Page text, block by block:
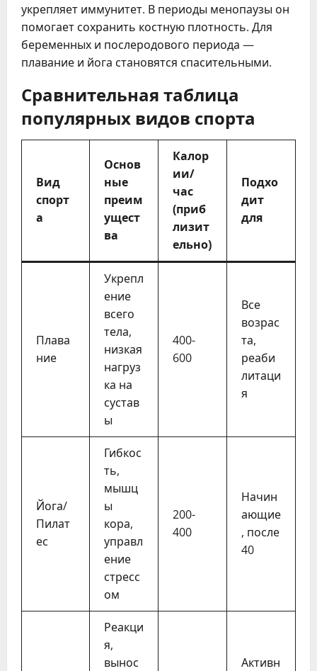
укрепляет иммунитет. В периоды менопаузы он
помогает сохранить костную плотность. Для
беременных и послеродового периода —
плавание и йога становятся спасительными.
Сравнительная таблица
популярных видов спорта
Вид
спорт
а
Основ
ные
преим
ущест
ва
Калор
ии/
час
(приб
лизит
ельно)
Подхо
дит
для
Плава
ние
Укрепл
ение
всего
тела,
низкая
нагруз
ка на
сустав
ы
400-
600
Все
возрас
та,
реаби
литаци
я
Йога/
Пилат
ес
Гибкос
ть,
мышц
ы
кора,
управл
ение
стресс
ом
200-
400
Начин
ающие
, после
40
Реакци
я,
вынос
Активн